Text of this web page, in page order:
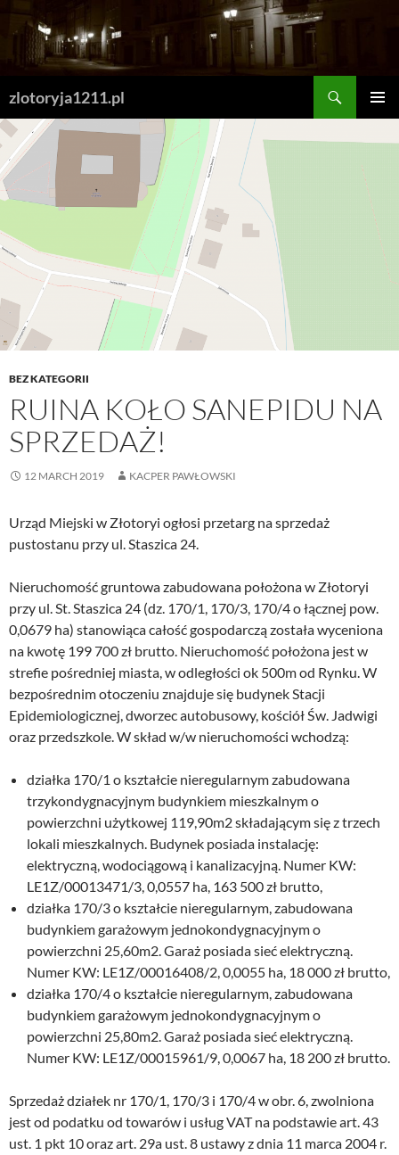
Skip
content
zlotoryja1211.pl
BEZ KATEGORII
RUINA KOŁO SANEPIDU NA
SPRZEDAŻ!
12 MARCH 2019 KACPER PAWŁOWSKI
Urząd Miejski w Złotoryi ogłosi przetarg na sprzedaż
pustostanu przy ul. Staszica 24.
Nieruchomość gruntowa zabudowana położona w Złotoryi
przy ul. St. Staszica 24 (dz. 170/1, 170/3, 170/4 o łącznej pow.
0,0679 ha) stanowiąca całość gospodarczą została wyceniona
na kwotę 199 700 zł brutto. Nieruchomość położona jest w
strefie pośredniej miasta, w odległości ok 500m od Rynku. W
bezpośrednim otoczeniu znajduje się budynek Stacji
Epidemiologicznej, dworzec autobusowy, kościół Św. Jadwigi
oraz przedszkole. W skład w/w nieruchomości wchodzą:
działka 170/1 o kształcie nieregularnym zabudowana
trzykondygnacyjnym budynkiem mieszkalnym o
powierzchni użytkowej 119,90m2 składającym się z trzech
lokali mieszkalnych. Budynek posiada instalację:
elektryczną, wodociągową i kanalizacyjną. Numer KW:
LE1Z/00013471/3, 0,0557 ha, 163 500 zł brutto,
działka 170/3 o kształcie nieregularnym, zabudowana
budynkiem garażowym jednokondygnacyjnym o
powierzchni 25,60m2. Garaż posiada sieć elektryczną.
Numer KW: LE1Z/00016408/2, 0,0055 ha, 18 000 zł brutto,
działka 170/4 o kształcie nieregularnym, zabudowana
budynkiem garażowym jednokondygnacyjnym o
powierzchni 25,80m2. Garaż posiada sieć elektryczną.
Numer KW: LE1Z/00015961/9, 0,0067 ha, 18 200 zł brutto.
Sprzedaż działek nr 170/1, 170/3 i 170/4 w obr. 6, zwolniona
jest od podatku od towarów i usług VAT na podstawie art. 43
ust. 1 pkt 10 oraz art. 29a ust. 8 ustawy z dnia 11 marca 2004 r.